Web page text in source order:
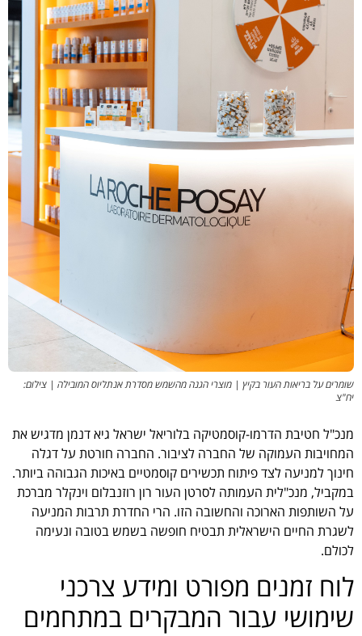
שומרים על בריאות העור בקיץ | מוצרי הגנה מהשמש מסדרת אנתליוס המובילה | צילום:
יח"צ
מנכ"ל חטיבת הדרמו-קוסמטיקה בלוריאל ישראל גיא דנמן מדגיש את
המחויבות העמוקה של החברה לציבור. החברה חורטת על דגלה
חינוך למניעה לצד פיתוח תכשירים קוסמטיים באיכות הגבוהה ביותר.
במקביל, מנכ"לית העמותה לסרטן העור רון רוזנבלום וינקלר מברכת
על השותפות הארוכה והחשובה הזו. הרי החדרת תרבות המניעה
לשגרת החיים הישראלית תבטיח חופשה בשמש בטובה ונעימה
לכולם.
לוח זמנים מפורט ומידע צרכני
שימושי עבור המבקרים במתחמים